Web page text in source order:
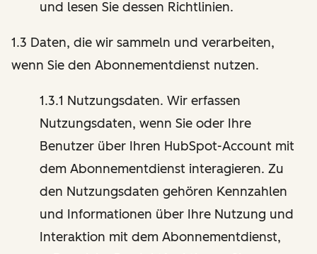
und lesen Sie dessen Richtlinien.
1.3 Daten, die wir sammeln und verarbeiten,
wenn Sie den Abonnementdienst nutzen.
1.3.1 Nutzungsdaten. Wir erfassen
Nutzungsdaten, wenn Sie oder Ihre
Benutzer über Ihren HubSpot-Account mit
dem Abonnementdienst interagieren. Zu
den Nutzungsdaten gehören Kennzahlen
und Informationen über Ihre Nutzung und
Interaktion mit dem Abonnementdienst,